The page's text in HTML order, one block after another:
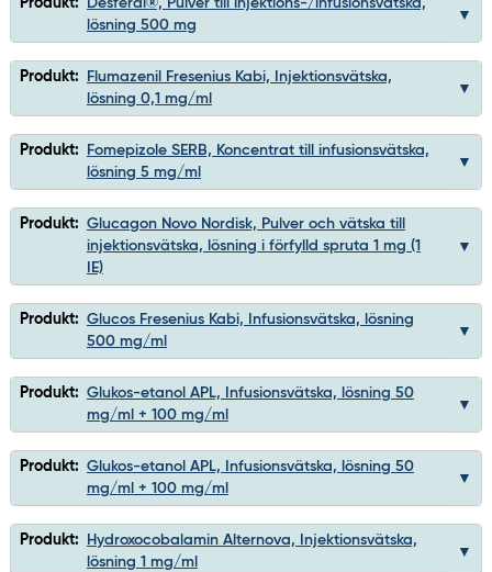
Produkt:
Desferal®, Pulver till injektions-/infusionsvätska,
lösning 500 mg
Produkt:
Flumazenil Fresenius Kabi, Injektionsvätska,
lösning 0,1 mg/ml
Produkt:
Fomepizole SERB, Koncentrat till infusionsvätska,
lösning 5 mg/ml
Produkt: Glucagon Novo Nordisk, Pulver och vätska till
injektionsvätska, lösning i förfylld spruta 1 mg (1
IE)
Produkt: Glucos Fresenius Kabi, Infusionsvätska, lösning
500 mg/ml
Produkt: Glukos-etanol APL, Infusionsvätska, lösning 50
mg/ml + 100 mg/ml
Produkt: Glukos-etanol APL, Infusionsvätska, lösning 50
mg/ml + 100 mg/ml
Produkt:
Hydroxocobalamin Alternova, Injektionsvätska,
lösning 1 mg/ml